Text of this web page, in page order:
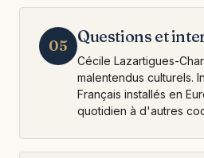
05 Questions et
Cécile Lazartigues-
malentendus culturels.
Français installés en
quotidien à d'autres